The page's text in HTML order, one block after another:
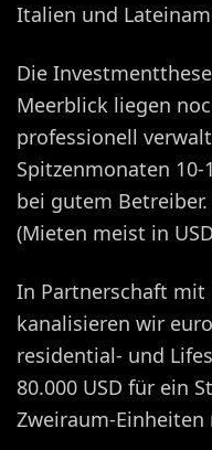
Italien und
Die
Meerblick liegen
professionell
Spitzenmonaten
bei gutem
(Mieten meist in
In Partnerschaft mit
kanalisieren wir
residential- und
80.000 USD für ein
Zweiraum-